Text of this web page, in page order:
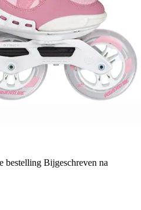
bestelling Bijgeschreven na